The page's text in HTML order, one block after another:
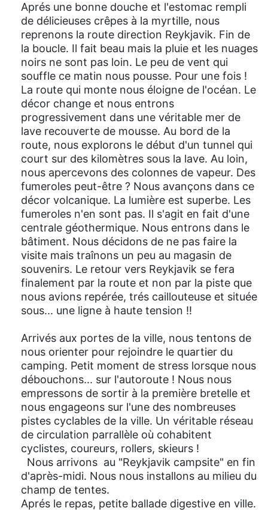
Aprés une bonne douche et l'estomac rempli
de délicieuses crêpes à la myrtille, nous
reprenons la route direction Reykjavik. Fin de
la boucle. Il fait beau mais la pluie et les nuages
noirs ne sont pas loin. Le peu de vent qui
souffle ce matin nous pousse. Pour une fois !
La route qui monte nous éloigne de l'océan. Le
décor change et nous entrons
progressivement dans une véritable mer de
lave recouverte de mousse. Au bord de la
route, nous explorons le début d'un tunnel qui
court sur des kilomètres sous la lave. Au loin,
nous apercevons des colonnes de vapeur. Des
fumeroles peut-être ? Nous avançons dans ce
décor volcanique. La lumière est superbe. Les
fumeroles n'en sont pas. Il s'agit en fait d'une
centrale géothermique. Nous entrons dans le
bâtiment. Nous décidons de ne pas faire la
visite mais traînons un peu au magasin de
souvenirs. Le retour vers Reykjavik se fera
finalement par la route et non par la piste que
nous avions repérée, trés caillouteuse et située
sous... une ligne à haute tension !!
Arrivés aux portes de la ville, nous tentons de
nous orienter pour rejoindre le quartier du
camping. Petit moment de stress lorsque nous
débouchons... sur l'autoroute ! Nous nous
empressons de sortir à la première bretelle et
nous engageons sur l'une des nombreuses
pistes cyclables de la ville. Un véritable réseau
de circulation parrallèle où cohabitent
cyclistes, coureurs, rollers, skieurs !
Nous arrivons au "Reykjavik campsite" en fin
d'après-midi. Nous nous installons au milieu du
champ de tentes.
Aprés le repas, petite ballade digestive en ville.